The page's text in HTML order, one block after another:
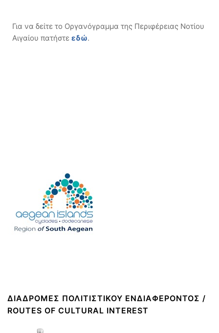
Για να δείτε το Οργανόγραμμα της Περιφέρειας Νοτίου
Αιγαίου πατήστε εδώ.
ΔΙΑΔΡΟΜΈΣ ΠΟΛΙΤΙΣΤΙΚΟΎ ΕΝΔΙΑΦΈΡΟΝΤΟΣ /
ROUTES OF CULTURAL INTEREST